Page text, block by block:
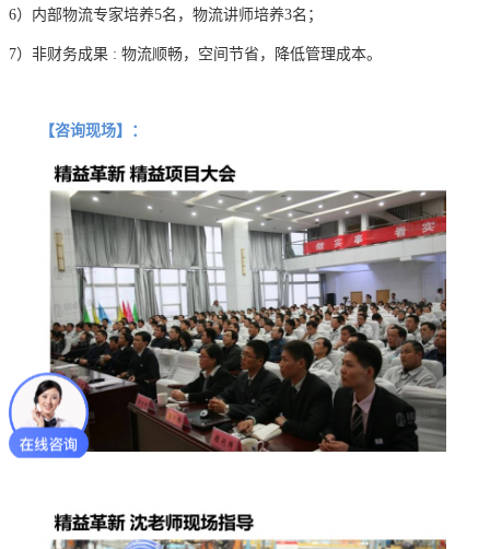
6）内部物流专家培养5名，物流讲师培养3名；
7）非财务成果 : 物流顺畅，空间节省，降低管理成本。
【咨询现场】：